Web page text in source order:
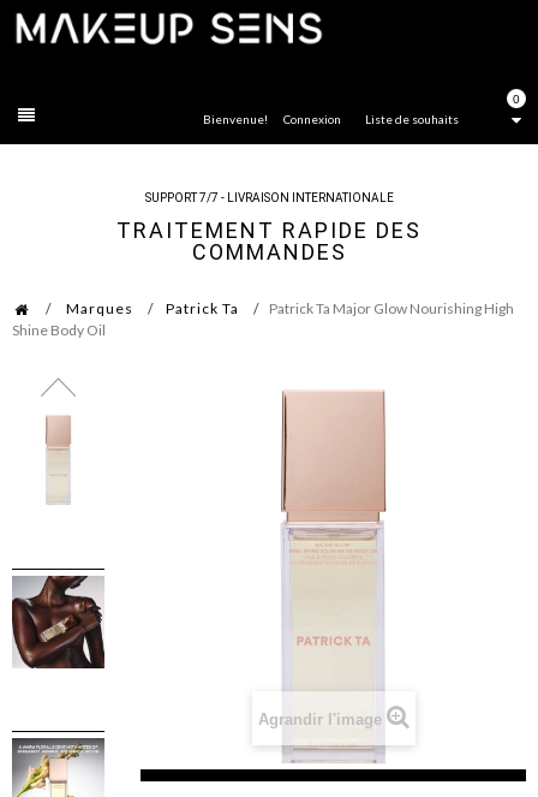
0
Liste de souhaits
Bienvenue! Connexion
SUPPORT 7/7 - LIVRAISON INTERNATIONALE
TRAITEMENT RAPIDE DES
COMMANDES
Marques Patrick Ta
Patrick Ta Major Glow Nourishing High
Shine Body Oil
Agrandir l'image